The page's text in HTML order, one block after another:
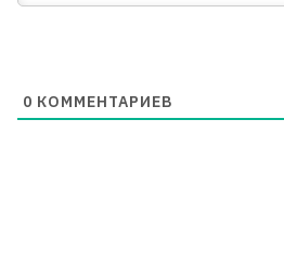
0 КОММЕНТАРИЕВ